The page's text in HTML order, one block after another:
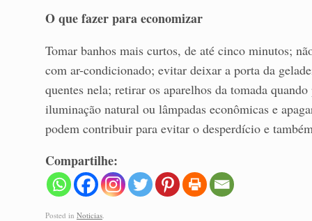
O que fazer para economizar
Tomar banhos mais curtos, de até cinco minutos;
com ar-condicionado; evitar deixar a porta da
quentes nela; retirar os aparelhos da tomada
iluminação natural ou lâmpadas econômicas e
podem contribuir para evitar o desperdício e
Compartilhe:
Posted in Noticias